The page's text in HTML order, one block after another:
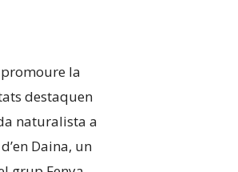
la
destaquen
naturalista a
Daina, un